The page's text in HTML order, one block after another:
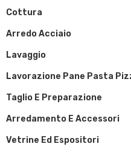
Cottura
Arredo Acciaio
Lavaggio
Lavorazione Pane Pasta
Taglio E Preparazione
Arredamento E Accessori
Vetrine Ed Espositori